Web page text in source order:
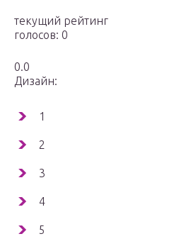
текущий рейтинг
голосов: 0
0.0
Дизайн:
1
2
3
4
5